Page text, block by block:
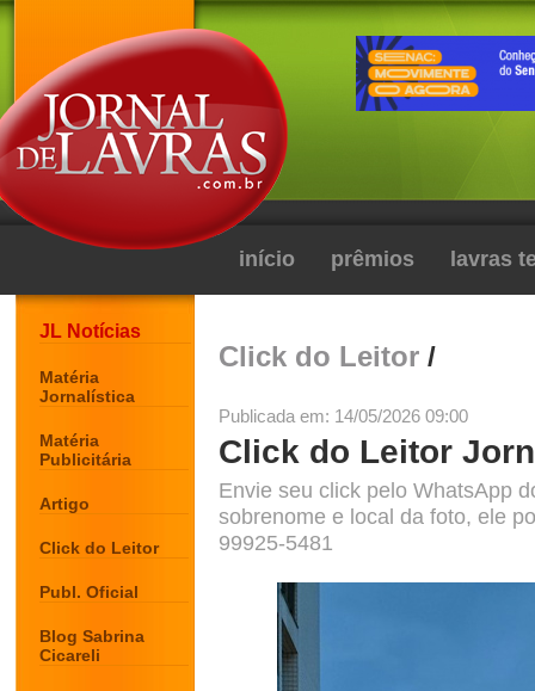
início prêmios lavras
JL Notícias
Matéria
Jornalística
Matéria
Publicitária
Artigo
Click do Leitor
Publ. Oficial
Blog Sabrina
Cicareli
Click do Leitor /
Publicada em: 14/05/2026 09:00
Click do Leitor
Envie seu click pelo WhatsApp
sobrenome e local da foto, ele
99925-5481